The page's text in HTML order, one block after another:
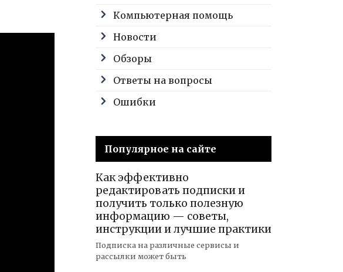
Компьютерная помощь
Новости
Обзоры
Ответы на вопросы
Ошибки
Популярное на сайте
Как эффективно
редактировать подписки и
получить только полезную
информацию — советы,
инструкции и лучшие практики
Подписка на различные сервисы и
рассылки может быть